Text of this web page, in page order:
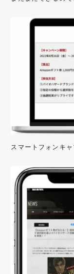
スマートフォンキャ